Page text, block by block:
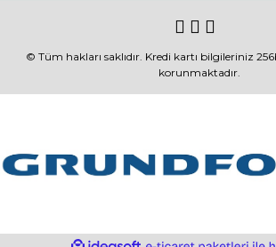
© Tüm hakları saklıdır. Kredi kartı bilgileriniz
korunmaktadır.